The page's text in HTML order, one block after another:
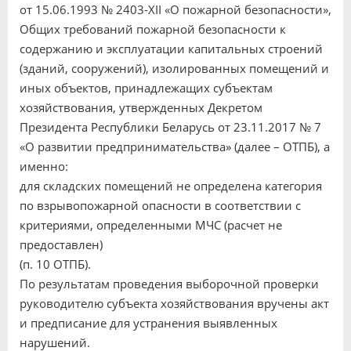
от 15.06.1993 № 2403-XII «О пожарной безопасности»,
Общих требований пожарной безопасности к
содержанию и эксплуатации капитальных строений
(зданий, сооружений), изолированных помещений и
иных объектов, принадлежащих субъектам
хозяйствования, утвержденных Декретом
Президента Республики Беларусь от 23.11.2017 № 7
«О развитии предпринимательства» (далее – ОТПБ), а
именно:
для складских помещений не определена категория
по взрывопожарной опасности в соответствии с
критериями, определенными МЧС (расчет не
предоставлен)
(п. 10 ОТПБ).
По результатам проведения выборочной проверки
руководителю субъекта хозяйствования вручены акт
и предписание для устранения выявленных
нарушений.